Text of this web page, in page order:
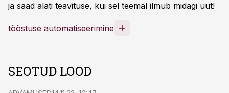
ja saad alati teavituse, kui sel teemal ilmub midagi uut!
tööstuse automatiseerimine
SEOTUD LOOD